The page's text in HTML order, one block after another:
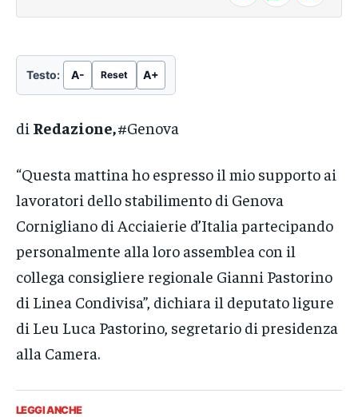
Testo: A- Reset A+
di Redazione,#Genova
“Questa mattina ho espresso il mio supporto ai
lavoratori dello stabilimento di Genova
Cornigliano di Acciaierie d’Italia partecipando
personalmente alla loro assemblea con il
collega consigliere regionale Gianni Pastorino
di Linea Condivisa”, dichiara il deputato ligure
di Leu Luca Pastorino, segretario di presidenza
alla Camera.
LEGGI ANCHE